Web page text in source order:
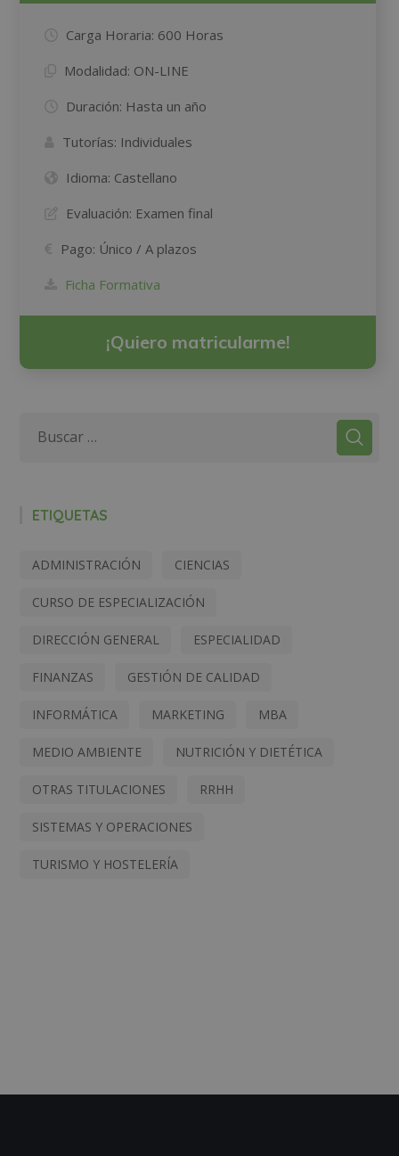
Carga Horaria: 600 Horas
Modalidad: ON-LINE
Duración: Hasta un año
Tutorías: Individuales
Idioma: Castellano
Evaluación: Examen final
Pago: Único / A plazos
Ficha Formativa
¡Quiero matricularme!
ETIQUETAS
ADMINISTRACIÓN CIENCIAS
CURSO DE ESPECIALIZACIÓN
DIRECCIÓN GENERAL ESPECIALIDAD
FINANZAS GESTIÓN DE CALIDAD
INFORMÁTICA MARKETING MBA
MEDIO AMBIENTE NUTRICIÓN Y DIETÉTICA
OTRAS TITULACIONES RRHH
SISTEMAS Y OPERACIONES
TURISMO Y HOSTELERÍA